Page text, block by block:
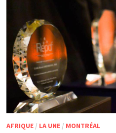
AFRIQUE/ LA UNE/ MONTRÉAL